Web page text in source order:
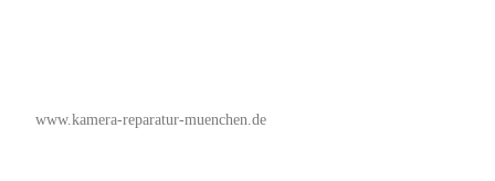
www.kamera-reparatur-muenchen.de